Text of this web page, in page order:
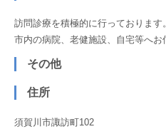
訪問診療を積極的に行っております。
市内の病院、老健施設、自宅等へお
その他
住所
須賀川市諏訪町102